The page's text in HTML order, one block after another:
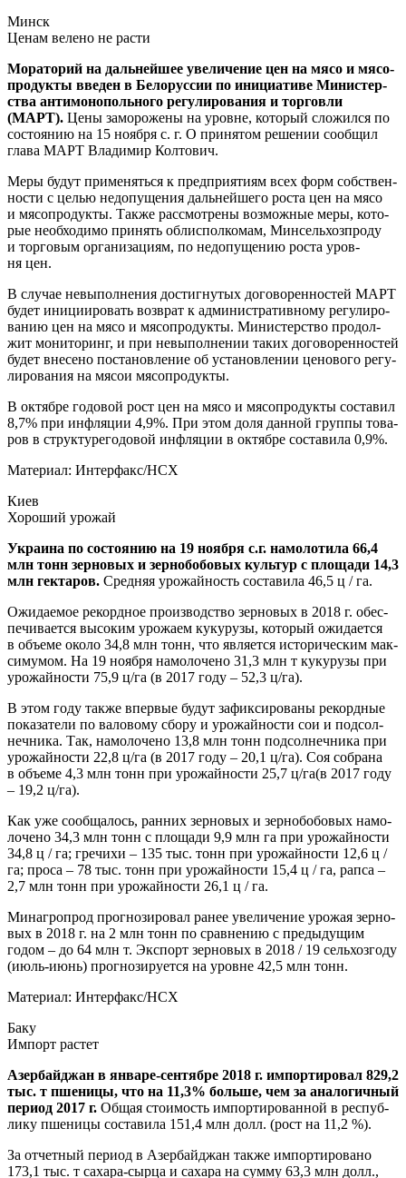
Минск
Ценам веле­но не расти
Мора­то­рий на даль­ней­шее уве­ли­че­ние цен на мясо и мясо­
про­дук­ты вве­ден в Бело­рус­сии по ини­ци­а­ти­ве Мини­стер­
ства анти­мо­но­поль­но­го регу­ли­ро­ва­ния и тор­гов­ли
(МАРТ). Цены замо­ро­же­ны на уровне, кото­рый сло­жил­ся по
состо­я­нию на 15 нояб­ря с. г. О при­ня­том реше­нии сооб­щил
гла­ва МАРТ Вла­ди­мир Колтович.
Меры будут при­ме­нять­ся к пред­при­я­ти­ям всех форм соб­ствен­
но­сти с целью недо­пу­ще­ния даль­ней­ше­го роста цен на мясо
и мясо­про­дук­ты. Так­же рас­смот­ре­ны воз­мож­ные меры, кото­
рые необ­хо­ди­мо при­нять обл­ис­пол­ко­мам, Мин­сель­хоз­про­ду
и тор­го­вым орга­ни­за­ци­ям, по недо­пу­ще­нию роста уров­
ня цен.
В слу­чае невы­пол­не­ния достиг­ну­тых дого­во­рен­но­стей МАРТ
будет ини­ци­и­ро­вать воз­врат к адми­ни­стра­тив­но­му регу­ли­ро­
ва­нию цен на мясо и мясо­про­дук­ты. Мини­стер­ство про­дол­
жит мони­то­ринг, и при невы­пол­не­нии таких дого­во­рен­но­стей
будет вне­се­но поста­нов­ле­ние об уста­нов­ле­нии цено­во­го регу­
ли­ро­ва­ния на мясои мясопродукты.
В октяб­ре годо­вой рост цен на мясо и мясо­про­дук­ты соста­вил
8,7% при инфля­ции 4,9%. При этом доля дан­ной груп­пы това­
ров в струк­ту­ре­го­до­вой инфля­ции в октяб­ре соста­ви­ла 0,9%.
Мате­ри­ал: Интерфакс/НСХ
Киев
Хоро­ший урожай
Укра­и­на по состо­я­нию на 19 нояб­ря с.г. намо­ло­ти­ла 66,4
млн тонн зер­но­вых и зер­но­бо­бо­вых куль­тур с пло­ща­ди 14,3
млн гек­та­ров. Сред­няя уро­жай­ность соста­ви­ла 46,5 ц / га.
Ожи­да­е­мое рекорд­ное про­из­вод­ство зер­но­вых в 2018 г. обес­
пе­чи­ва­ет­ся высо­ким уро­жа­ем куку­ру­зы, кото­рый ожи­да­ет­ся
в объ­е­ме око­ло 34,8 млн тонн, что явля­ет­ся исто­ри­че­ским мак­
си­му­мом. На 19 нояб­ря намо­ло­че­но 31,3 млн т куку­ру­зы при
уро­жай­но­сти 75,9 ц/га (в 2017 году – 52,3 ц/га).
В этом году так­же впер­вые будут зафик­си­ро­ва­ны рекорд­ные
пока­за­те­ли по вало­во­му сбо­ру и уро­жай­но­сти сои и под­сол­
неч­ни­ка. Так, намо­ло­че­но 13,8 млн тонн под­сол­неч­ни­ка при
уро­жай­но­сти 22,8 ц/га (в 2017 году – 20,1 ц/га). Соя собра­на
в объ­е­ме 4,3 млн тонн при уро­жай­но­сти 25,7 ц/га(в 2017 году
– 19,2 ц/га).
Как уже сооб­ща­лось, ран­них зер­но­вых и зер­но­бо­бо­вых намо­
ло­че­но 34,3 млн тонн с пло­ща­ди 9,9 млн га при уро­жай­но­сти
34,8 ц / га; гре­чи­хи – 135 тыс. тонн при уро­жай­но­сти 12,6 ц /
га; про­са – 78 тыс. тонн при уро­жай­но­сти 15,4 ц / га, рап­са –
2,7 млн тонн при уро­жай­но­сти 26,1 ц / га.
Мина­г­ро­прод про­гно­зи­ро­вал ранее уве­ли­че­ние уро­жая зер­но­
вых в 2018 г. на 2 млн тонн по срав­не­нию с преды­ду­щим
годом – до 64 млн т. Экс­порт зер­но­вых в 2018 / 19 сель­хоз­го­ду
(июль-июнь) про­гно­зи­ру­ет­ся на уровне 42,5 млн тонн.
Мате­ри­ал: Интерфакс/НСХ
Баку
Импорт рас­тет
Азер­бай­джан в янва­ре-сен­тяб­ре 2018 г. импор­ти­ро­вал 829,2
тыс. т пше­ни­цы, что на 11,3% боль­ше, чем за ана­ло­гич­ный
пери­од 2017 г. Общая сто­и­мость импор­ти­ро­ван­ной в рес­пуб­
ли­ку пше­ни­цы соста­ви­ла 151,4 млн долл. (рост на 11,2 %).
За отчет­ный пери­од в Азер­бай­джан так­же импор­ти­ро­ва­но
173,1 тыс. т саха­ра-сыр­ца и саха­ра на сум­му 63,3 млн долл.,